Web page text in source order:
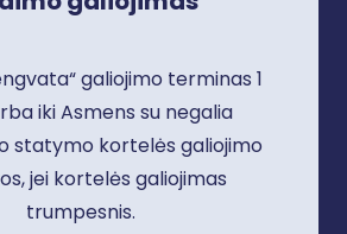
galiojimo terminas 1
iki Asmens su negalia
statymo kortelės galiojimo
jei kortelės galiojimas
trumpesnis.